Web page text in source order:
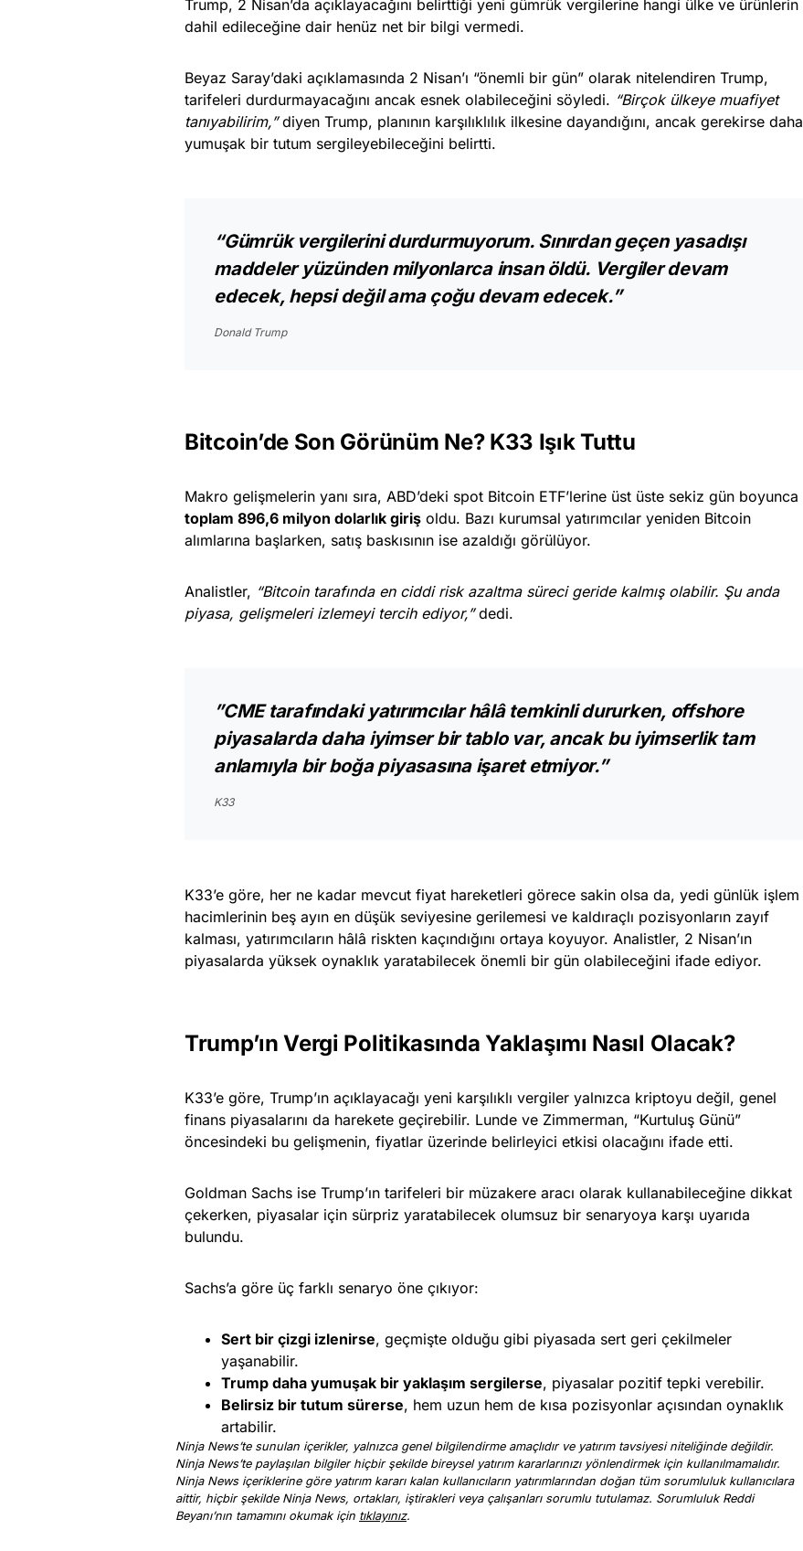
Trump, 2 Nisan’da açıklayacağını belirttiği yeni gümrük vergilerine hangi ülke ve ürünlerin
dahil edileceğine dair henüz net bir bilgi vermedi.
Beyaz Saray’daki açıklamasında 2 Nisan’ı “önemli bir gün” olarak nitelendiren Trump,
tarifeleri durdurmayacağını ancak esnek olabileceğini söyledi. “Birçok ülkeye muafiyet
tanıyabilirim,”diyen Trump, planının karşılıklılık ilkesine dayandığını, ancak gerekirse daha
yumuşak bir tutum sergileyebileceğini belirtti.
“Gümrük vergilerini durdurmuyorum. Sınırdan geçen yasadışı
maddeler yüzünden milyonlarca insan öldü. Vergiler devam
edecek, hepsi değil ama çoğu devam edecek.”
Donald Trump
Bitcoin’de Son Görünüm Ne? K33 Işık Tuttu
Makro gelişmelerin yanı sıra, ABD’deki spot Bitcoin ETF’lerine üst üste sekiz gün boyunca
toplam 896,6 milyon dolarlık giriş oldu. Bazı kurumsal yatırımcılar yeniden Bitcoin
alımlarına başlarken, satış baskısının ise azaldığı görülüyor.
Analistler, “Bitcoin tarafında en ciddi risk azaltma süreci geride kalmış olabilir. Şu anda
piyasa, gelişmeleri izlemeyi tercih ediyor,”dedi.
”CME tarafındaki yatırımcılar hâlâ temkinli dururken, offshore
piyasalarda daha iyimser bir tablo var, ancak bu iyimserlik tam
anlamıyla bir boğa piyasasına işaret etmiyor.”
K33
K33’e göre, her ne kadar mevcut fiyat hareketleri görece sakin olsa da, yedi günlük işlem
hacimlerinin beş ayın en düşük seviyesine gerilemesi ve kaldıraçlı pozisyonların zayıf
kalması, yatırımcıların hâlâ riskten kaçındığını ortaya koyuyor. Analistler, 2 Nisan’ın
piyasalarda yüksek oynaklık yaratabilecek önemli bir gün olabileceğini ifade ediyor.
Trump’ın Vergi Politikasında Yaklaşımı Nasıl Olacak?
K33’e göre, Trump’ın açıklayacağı yeni karşılıklı vergiler yalnızca kriptoyu değil, genel
finans piyasalarını da harekete geçirebilir. Lunde ve Zimmerman, “Kurtuluş Günü”
öncesindeki bu gelişmenin, fiyatlar üzerinde belirleyici etkisi olacağını ifade etti.
Goldman Sachs ise Trump’ın tarifeleri bir müzakere aracı olarak kullanabileceğine dikkat
çekerken, piyasalar için sürpriz yaratabilecek olumsuz bir senaryoya karşı uyarıda
bulundu.
Sachs’a göre üç farklı senaryo öne çıkıyor:
Sert bir çizgi izlenirse, geçmişte olduğu gibi piyasada sert geri çekilmeler
yaşanabilir.
Trump daha yumuşak bir yaklaşım sergilerse, piyasalar pozitif tepki verebilir.
Belirsiz bir tutum sürerse, hem uzun hem de kısa pozisyonlar açısından oynaklık
artabilir.
Ninja News’te sunulan içerikler, yalnızca genel bilgilendirme amaçlıdır ve yatırım tavsiyesi niteliğinde değildir.
Ninja News’te paylaşılan bilgiler hiçbir şekilde bireysel yatırım kararlarınızı yönlendirmek için kullanılmamalıdır.
Ninja News içeriklerine göre yatırım kararı kalan kullanıcıların yatırımlarından doğan tüm sorumluluk kullanıcılara
aittir, hiçbir şekilde Ninja News, ortakları, iştirakleri veya çalışanları sorumlu tutulamaz. Sorumluluk Reddi
Beyanı’nın tamamını okumak için tıklayınız.